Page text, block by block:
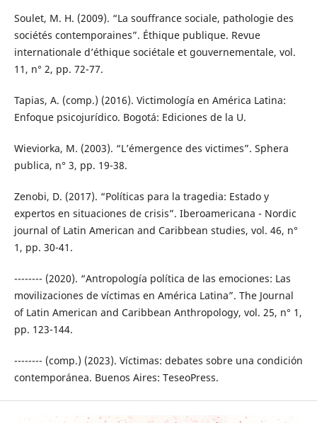
Soulet, M. H. (2009). “La souffrance sociale, pathologie des
sociétés contemporaines”. Éthique publique. Revue
internationale d’éthique sociétale et gouvernementale, vol.
11, n° 2, pp. 72-77.
Tapias, A. (comp.) (2016). Victimología en América Latina:
Enfoque psicojurídico. Bogotá: Ediciones de la U.
Wieviorka, M. (2003). “L’émergence des victimes”. Sphera
publica, n° 3, pp. 19-38.
Zenobi, D. (2017). “Políticas para la tragedia: Estado y
expertos en situaciones de crisis”. Iberoamericana - Nordic
journal of Latin American and Caribbean studies, vol. 46, n°
1, pp. 30-41.
-------- (2020). “Antropología política de las emociones: Las
movilizaciones de víctimas en América Latina”. The Journal
of Latin American and Caribbean Anthropology, vol. 25, n° 1,
pp. 123-144.
-------- (comp.) (2023). Víctimas: debates sobre una condición
contemporánea. Buenos Aires: TeseoPress.